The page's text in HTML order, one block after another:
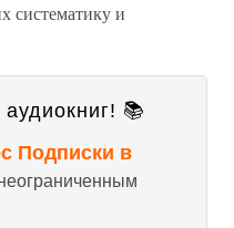
систематику и
📚
Подписки в